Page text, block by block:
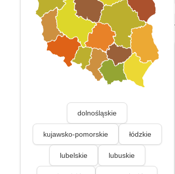
dolnośląskie
kujawsko-pomorskie łódzkie
lubelskie lubuskie